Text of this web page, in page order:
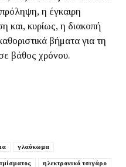
η έγκαιρη
και, κυρίως, η διακοπή
βήματα για τη
βάθος χρόνου.
γλαύκωμα
ηλεκτρονικό τσιγάρο